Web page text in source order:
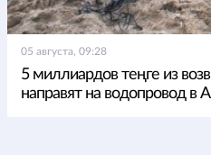
05 августа, 09:28
5 миллиардов теңге из
направят на водопровод в